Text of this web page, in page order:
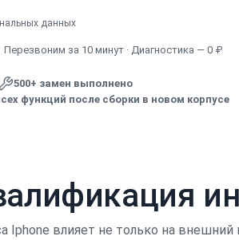
данных
Перезвоним за 10 минут · Диагностика — 0 ₽
500+ замен выполнено
функций после сборки в новом корпусе
Iphone влияет не только на